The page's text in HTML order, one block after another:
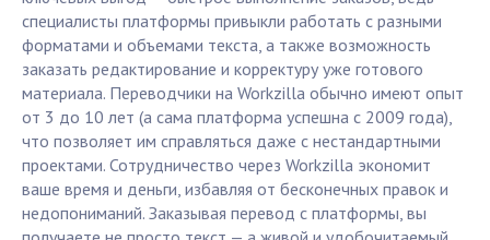
специалисты платформы привыкли работать с разными
форматами и объемами текста, а также возможность
заказать редактирование и корректуру уже готового
материала. Переводчики на Workzilla обычно имеют опыт
от 3 до 10 лет (а сама платформа успешна с 2009 года),
что позволяет им справляться даже с нестандартными
проектами. Сотрудничество через Workzilla экономит
ваше время и деньги, избавляя от бесконечных правок и
недопониманий. Заказывая перевод с платформы, вы